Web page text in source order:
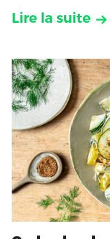
Lire la suite